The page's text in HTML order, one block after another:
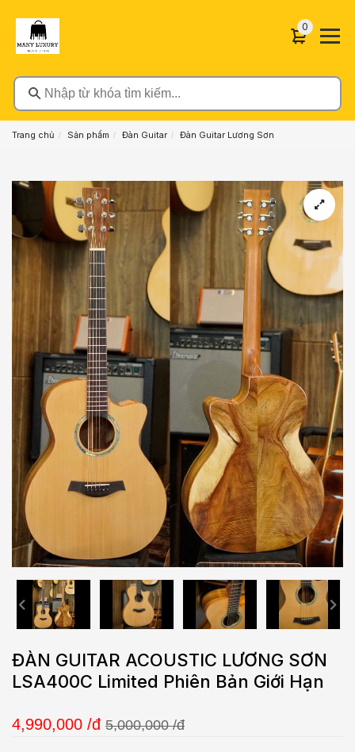
Nhập từ khóa tìm kiếm...
00 sản
Trang chủ Sản phẩm Đàn Guitar Đàn Guitar Lương Sơn
ĐÀN GUITAR ACOUSTIC LƯƠNG SƠN
LSA400C Limited Phiên Bản Giới Hạn
4,990,000 /đ 5,000,000 /đ